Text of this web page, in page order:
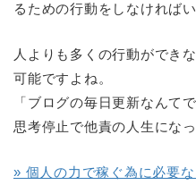
るための行動をしなければい
人よりも多くの行動ができ
可能ですよね。
「ブログの毎日更新なんて
思考停止で他責の人生にな
» 個人の力で稼ぐ為に必要